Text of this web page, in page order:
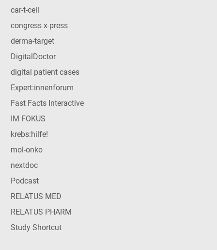
car-t-cell
congress x-press
derma-target
DigitalDoctor
digital patient cases
Expert:innenforum
Fast Facts Interactive
IM FOKUS
krebs:hilfe!
mol-onko
nextdoc
Podcast
RELATUS MED
RELATUS PHARM
Study Shortcut